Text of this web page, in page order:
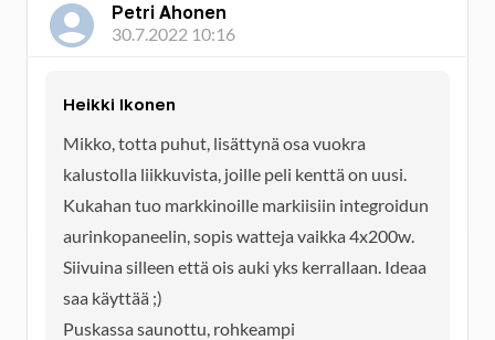
Petri Ahonen
30.7.2022 10:16
Heikki Ikonen
Mikko, totta puhut, lisättynä osa vuokra
kalustolla liikkuvista, joille peli kenttä on uusi.
Kukahan tuo markkinoille markiisiin integroidun
aurinkopaneelin, sopis watteja vaikka 4x200w.
Siivuina silleen että ois auki yks kerrallaan. Ideaa
saa käyttää ;)
Puskassa saunottu, rohkeampi